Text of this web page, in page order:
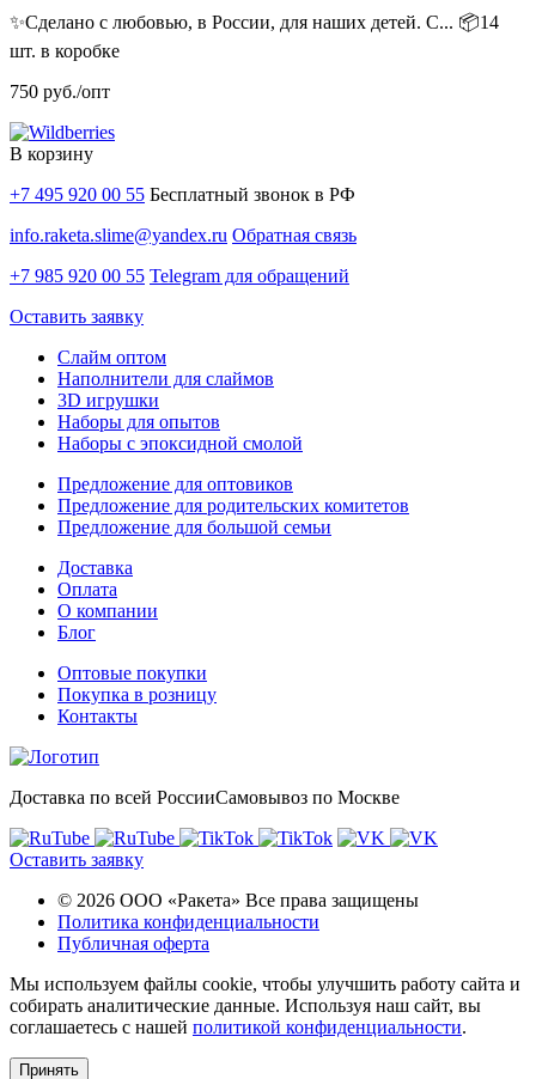
✨Сделано с любовью, в России, для наших детей. С... 📦14
шт. в коробке
750 руб./опт
В корзину
+7 495 920 00 55 Бесплатный звонок в РФ
info.raketa.slime@yandex.ru Обратная связь
+7 985 920 00 55 Telegram для обращений
Оставить заявку
Слайм оптом
Наполнители для слаймов
3D игрушки
Наборы для опытов
Наборы с эпоксидной смолой
Предложение для оптовиков
Предложение для родительских комитетов
Предложение для большой семьи
Доставка
Оплата
О компании
Блог
Оптовые покупки
Покупка в розницу
Контакты
Доставка по всей РоссииСамовывоз по Москве
Оставить заявку
© 2026 ООО «Ракета» Все права защищены
Политика конфиденциальности
Публичная оферта
Мы используем файлы cookie, чтобы улучшить работу сайта и
собирать аналитические данные. Используя наш сайт, вы
соглашаетесь с нашей политикой конфиденциальности.
Принять